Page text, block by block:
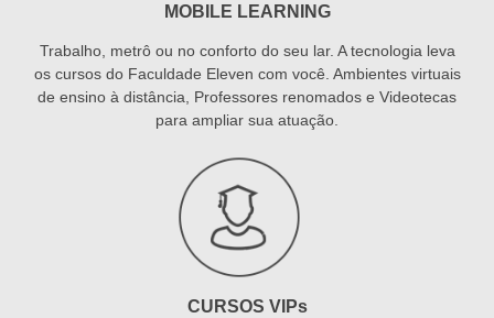
MOBILE LEARNING
Trabalho, metrô ou no conforto do seu lar. A tecnologia leva
os cursos do Faculdade Eleven com você. Ambientes virtuais
de ensino à distância, Professores renomados e Videotecas
para ampliar sua atuação.
CURSOS VIPs